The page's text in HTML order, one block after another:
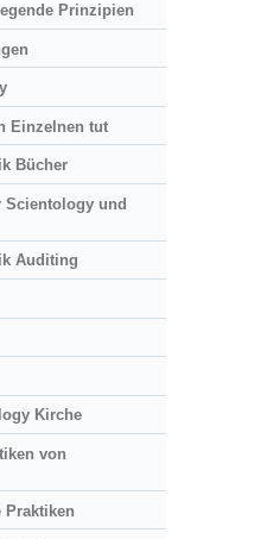
Prinzipien
Einzelnen tut
Bücher
und
Auditing
Kirche
von
Praktiken